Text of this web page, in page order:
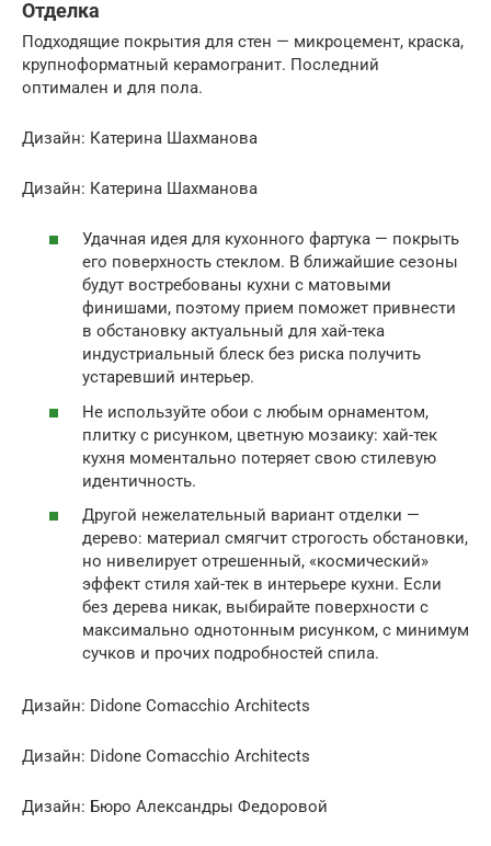
Отделка
Подходящие покрытия для стен — микроцемент, краска,
крупноформатный керамогранит. Последний
оптимален и для пола.
Дизайн: Катерина Шахманова
Дизайн: Катерина Шахманова
Удачная идея для кухонного фартука — покрыть
его поверхность стеклом. В ближайшие сезоны
будут востребованы кухни с матовыми
финишами, поэтому прием поможет привнести
в обстановку актуальный для хай-тека
индустриальный блеск без риска получить
устаревший интерьер.
Не используйте обои с любым орнаментом,
плитку с рисунком, цветную мозаику: хай-тек
кухня моментально потеряет свою стилевую
идентичность.
Другой нежелательный вариант отделки —
дерево: материал смягчит строгость обстановки,
но нивелирует отрешенный, «космический»
эффект стиля хай-тек в интерьере кухни. Если
без дерева никак, выбирайте поверхности с
максимально однотонным рисунком, с минимум
сучков и прочих подробностей спила.
Дизайн: Didone Comacchio Architects
Дизайн: Didone Comacchio Architects
Дизайн: Бюро Александры Федоровой